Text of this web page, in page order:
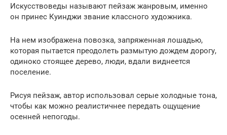
Искусствоведы называют пейзаж жанровым, именно
он принес Куинджи звание классного художника.
На нем изображена повозка, запряженная лошадью,
которая пытается преодолеть размытую дождем дорогу,
одиноко стоящее дерево, люди, вдали виднеется
поселение.
Рисуя пейзаж, автор использовал серые холодные тона,
чтобы как можно реалистичнее передать ощущение
осенней непогоды.